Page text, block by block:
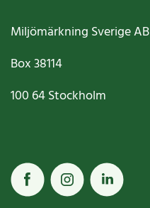
Miljömärkning Sverige AB
Box38114
100 64Stockholm